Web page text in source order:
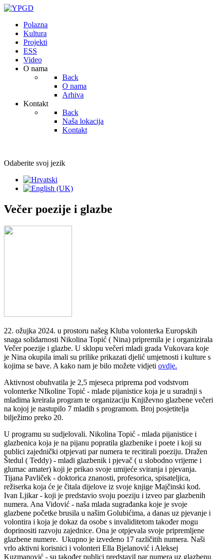
Polazna
Kultura
Projekti
ESS
Video
O nama
Back
O nama
Arhiva
Kontakt
Back
Naša lokacija
Kontakt
Odaberite svoj jezik
Večer poezije i glazbe
22. ožujka 2024. u prostoru našeg Kluba volonterka Europskih
snaga solidarnosti Nikolina Topić ( Nina) pripremila je i organizirala
Večer poezije i glazbe. U sklopu večeri mladi grada Vukovara koje
je Nina okupila imali su prilike prikazati djelić umjetnosti i kulture s
kojima se bave. A kako nam je bilo možete vidjeti ovdje.
Aktivnost obuhvatila je 2,5 mjeseca priprema pod vodstvom
volonterke NIkoline Topić - mlade pijanistice koja je u suradnji s
mladima kreirala program te organizaciju Književno glazbene večeri
na kojoj je nastupilo 7 mladih s programom. Broj posjetitelja
bilježimo preko 20.
U programu su sudjelovali. Nikolina Topić - mlada pijanistice i
glazbenica koja je na pijanu popratila glazbenike i poete i koji su
publici zajednički otpjevati par numera te recitirali poeziju. Dražen
Štedul ( Teddy) - mladi glazbenik i pjevač ( u slobodno vrijeme i
glumac amater) koji je prikao svoje umijeće sviranja i pjevanja.
Tijana Pavliček - doktorica znanosti, profesorica, spisateljica,
režiserka koja će je čitala dijelove iz svoje knjige Majčinski kod.
Ivan Ljikar - koji je predstavio svoju poeziju i izveo par glazbenih
numera. Ana Vidović - naša mlada sugrađanka koje je svoje
glazbene početke brusila u našim Golubićima, a danas uz pjevanje i
volontira i koja je dokaz da osobe s invaliditetom također mogu
doprinositi razvoju zajednice. Ona je otpjevala svoje pripremljene
glazbene numere. Ukupno je izvedeno 17 različitih numera. Naši
vrlo aktivni korisnici i volonteri Ella Bjelanović i Aleksej
Kuzmanović - su također publici predstavil par numera uz glazbenu